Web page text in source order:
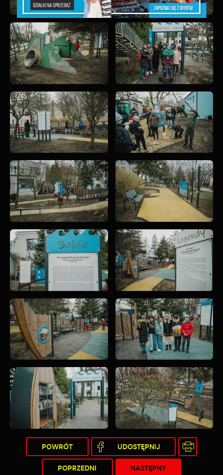
POWRÓT UDOSTĘPNIJ
POPRZEDNI NASTĘPNY